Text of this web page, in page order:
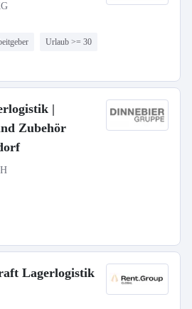
Urlaub >= 30
|
Zubehör
Lagerlogistik